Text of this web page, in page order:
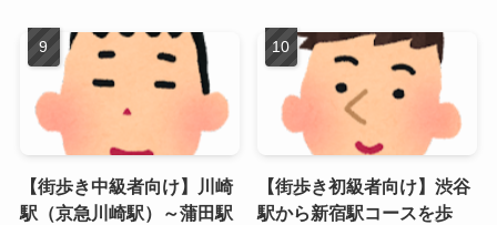
【街歩き中級者向け】川崎
駅（京急川崎駅）～蒲田駅
【街歩き初級者向け】渋谷
駅から新宿駅コースを歩